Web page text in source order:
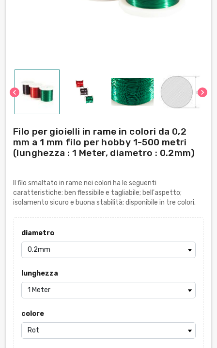
chevron_left chevron_right
Filo per gioielli in rame in colori da 0,2
mm a 1 mm filo per hobby 1-500 metri
(lunghezza : 1 Meter, diametro : 0.2mm)
Il filo smaltato in rame nei colori ha le seguenti
caratteristiche: ben flessibile e tagliabile; bell'aspetto;
isolamento sicuro e buona stabilità; disponibile in tre colori.
diametro
lunghezza
colore